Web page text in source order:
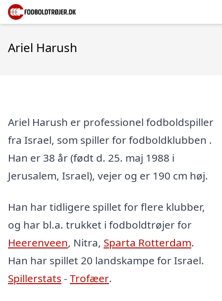
Ariel Harush
Ariel Harush er professionel fodboldspiller
fra Israel, som spiller for fodboldklubben .
Han er 38 år (født d. 25. maj 1988 i
Jerusalem, Israel), vejer og er 190 cm høj.
Han har tidligere spillet for flere klubber,
og har bl.a. trukket i fodboldtrøjer for
Heerenveen, Nitra, Sparta Rotterdam.
Han har spillet 20 landskampe for Israel.
Spillerstats - Trofæer.